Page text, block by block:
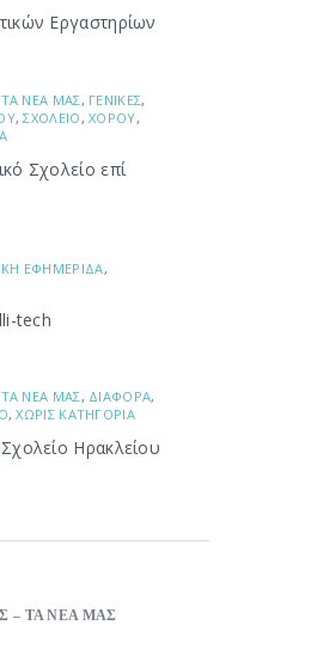
Εργαστηρίων
ΝΕΑ ΜΑΣ, ΓΕΝΙΚΕΣ,
,ΣΧΟΛΕΙΟ ,ΧΟΡΟΥ,
Σχολείο επί
ΕΦΗΜΕΡΙΔΑ,
tech
ΝΕΑ ΜΑΣ, ΔΙΑΦΟΡΑ,
,ΧΩΡΙΣ ΚΑΤΗΓΟΡΙΑ
Ηρακλείου
– ΤΑ ΝΕΑ ΜΑΣ